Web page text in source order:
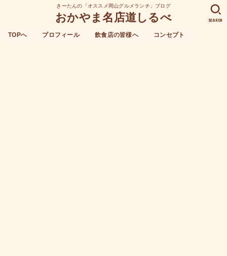
きーたんの「オススメ岡山グルメランチ」ブログ
おかやま名店道しるべ
TOPへ プロフィール 飲食店の皆様へ コンセプト
SEARCH